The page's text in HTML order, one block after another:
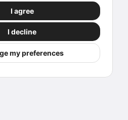
I agree
I decline
my preferences